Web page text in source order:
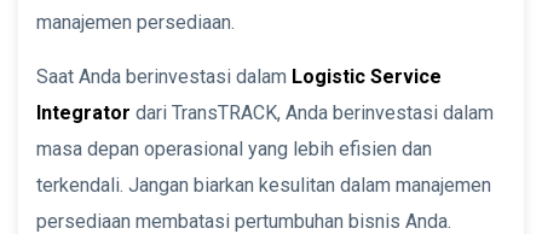
manajemen persediaan.
Saat Anda berinvestasi dalam Logistic Service
Integrator dari TransTRACK, Anda berinvestasi dalam
masa depan operasional yang lebih efisien dan
terkendali. Jangan biarkan kesulitan dalam manajemen
persediaan membatasi pertumbuhan bisnis Anda.